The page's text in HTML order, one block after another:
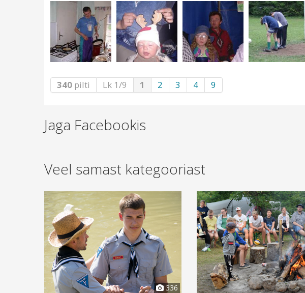
340 pilti Lk 1/9 1 2 3 4 9
Jaga Facebookis
Veel samast kategooriast
336